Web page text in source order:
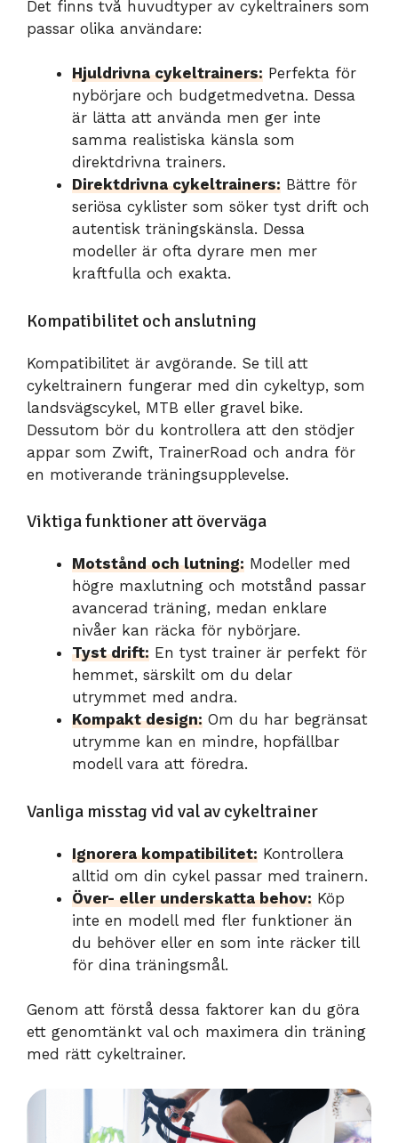
Det finns två huvudtyper av cykeltrainers som
passar olika användare:
Hjuldrivna cykeltrainers: Perfekta för
nybörjare och budgetmedvetna. Dessa
är lätta att använda men ger inte
samma realistiska känsla som
direktdrivna trainers.
Direktdrivna cykeltrainers: Bättre för
seriösa cyklister som söker tyst drift och
autentisk träningskänsla. Dessa
modeller är ofta dyrare men mer
kraftfulla och exakta.
Kompatibilitet och anslutning
Kompatibilitet är avgörande. Se till att
cykeltrainern fungerar med din cykeltyp, som
landsvägscykel, MTB eller gravel bike.
Dessutom bör du kontrollera att den stödjer
appar som Zwift, TrainerRoad och andra för
en motiverande träningsupplevelse.
Viktiga funktioner att överväga
Motstånd och lutning: Modeller med
högre maxlutning och motstånd passar
avancerad träning, medan enklare
nivåer kan räcka för nybörjare.
Tyst drift: En tyst trainer är perfekt för
hemmet, särskilt om du delar
utrymmet med andra.
Kompakt design: Om du har begränsat
utrymme kan en mindre, hopfällbar
modell vara att föredra.
Vanliga misstag vid val av cykeltrainer
Ignorera kompatibilitet: Kontrollera
alltid om din cykel passar med trainern.
Över- eller underskatta behov: Köp
inte en modell med fler funktioner än
du behöver eller en som inte räcker till
för dina träningsmål.
Genom att förstå dessa faktorer kan du göra
ett genomtänkt val och maximera din träning
med rätt cykeltrainer.